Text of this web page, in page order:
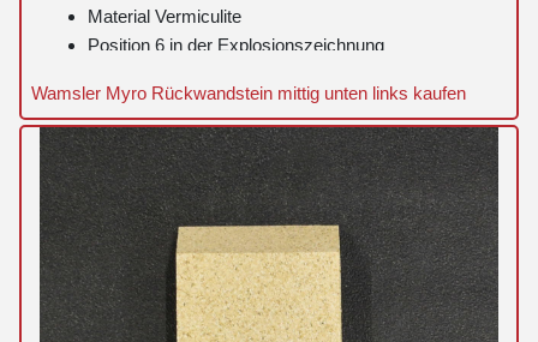
Material Vermiculite
Position 6 in der Explosionszeichnung
Wamsler Myro Rückwandstein mittig unten links kaufen